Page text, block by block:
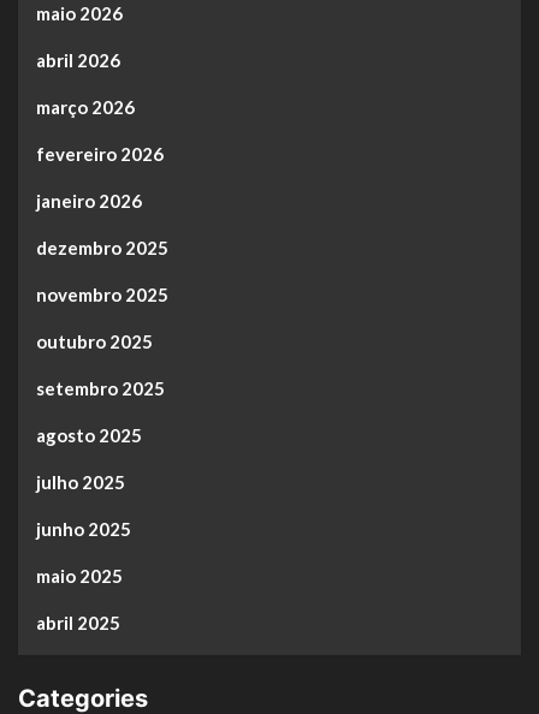
maio 2026
abril 2026
março 2026
fevereiro 2026
janeiro 2026
dezembro 2025
novembro 2025
outubro 2025
setembro 2025
agosto 2025
julho 2025
junho 2025
maio 2025
abril 2025
Categories